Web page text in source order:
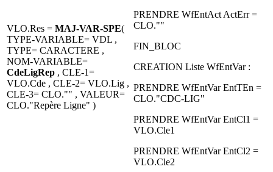
VLO.Res = MAJ-VAR-SPE(
TYPE-VARIABLE= VDL ,
TYPE= CARACTERE ,
NOM-VARIABLE=
CdeLigRep , CLE-1=
VLO.Cde , CLE-2= VLO.Lig ,
CLE-3= CLO."" , VALEUR=
CLO."Repère Ligne" )
PRENDRE WfEntAct ActErr =
CLO.""
FIN_BLOC
CREATION Liste WfEntVar :
PRENDRE WfEntVar EntTEn =
CLO."CDC-LIG"
PRENDRE WfEntVar EntCl1 =
VLO.Cle1
PRENDRE WfEntVar EntCl2 =
VLO.Cle2